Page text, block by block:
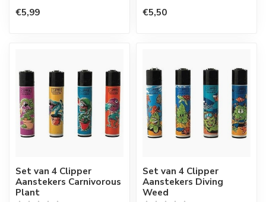
perfecte kwaliteit.
€5,99
perfecte kwaliteit.
€5,50
Set van 4 Clipper
Aanstekers Carnivorous
Plant
Set van 4 Clipper
Aanstekers Diving
Weed